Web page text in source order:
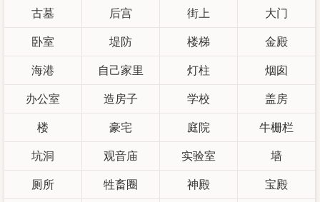
古墓 后宫 街上 大门
卧室 堤防 楼梯 金殿
海港 自己家里 灯柱 烟囱
办公室 造房子 学校 盖房
楼 豪宅 庭院 牛栅栏
坑洞 观音庙 实验室 墙
厕所 牲畜圈 神殿 宝殿